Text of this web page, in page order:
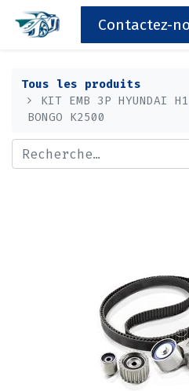
Contactez-
Tous les produits
KIT EMB 3P HYUNDAI
BONGO K2500